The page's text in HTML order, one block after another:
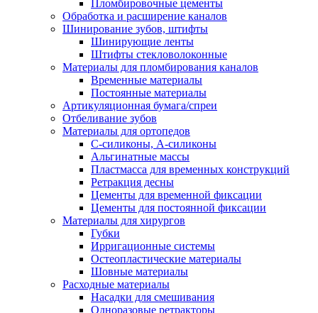
Пломбировочные цементы
Обработка и расширение каналов
Шинирование зубов, штифты
Шинирующие ленты
Штифты стекловолоконные
Материалы для пломбирования каналов
Временные материалы
Постоянные материалы
Артикуляционная бумага/спреи
Отбеливание зубов
Материалы для ортопедов
C-силиконы, А-силиконы
Альгинатные массы
Пластмасса для временных конструкций
Ретракция десны
Цементы для временной фиксации
Цементы для постоянной фиксации
Материалы для хирургов
Губки
Ирригационные системы
Остеопластические материалы
Шовные материалы
Расходные материалы
Насадки для смешивания
Одноразовые ретракторы